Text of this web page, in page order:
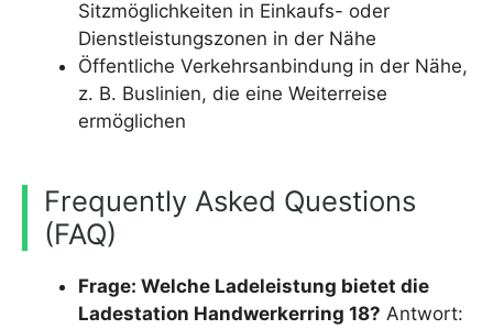
Sitzmöglichkeiten in Einkaufs- oder
Dienstleistungszonen in der Nähe
Öffentliche Verkehrsanbindung in der Nähe,
z. B. Buslinien, die eine Weiterreise
ermöglichen
Frequently Asked Questions
(FAQ)
Frage: Welche Ladeleistung bietet die
Ladestation Handwerkerring 18? Antwort: